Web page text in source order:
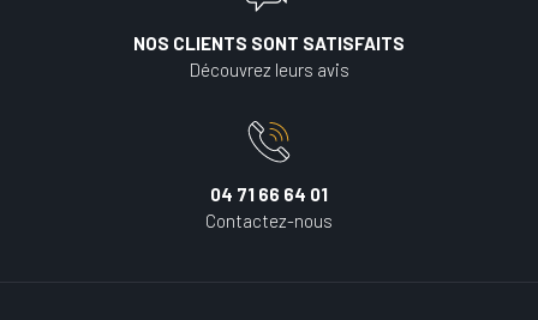
NOS CLIENTS SONT SATISFAITS
Découvrez leurs avis
04 71 66 64 01
Contactez-nous